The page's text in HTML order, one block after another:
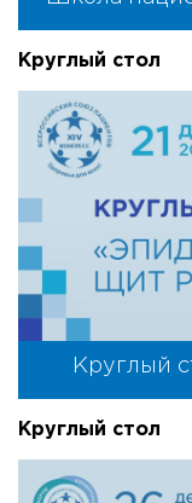
Круглый стол
Круглый
Круглый стол